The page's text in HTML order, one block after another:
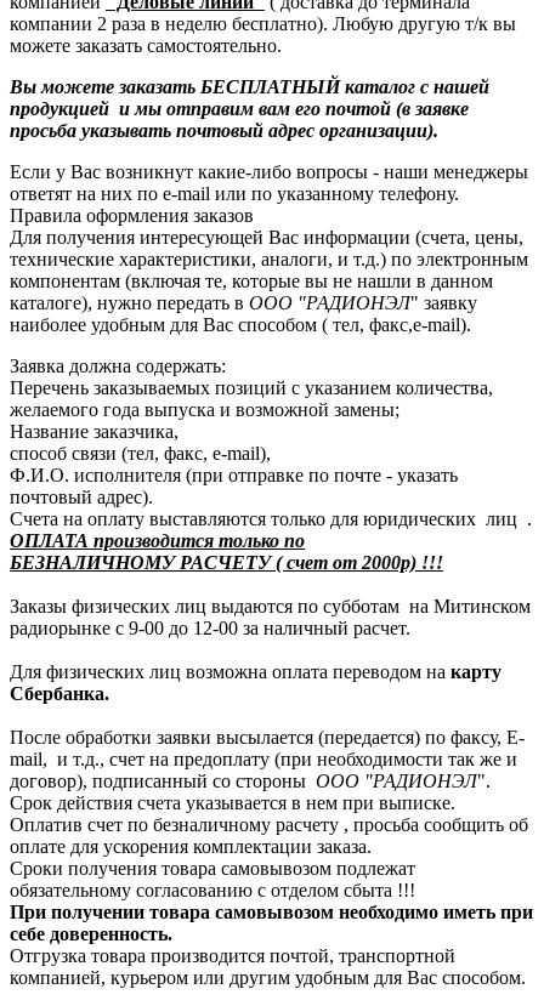
компании 2 раза в неделю бесплатно). Любую другую т/к вы
можете заказать самостоятельно.
Вы можете заказать БЕСПЛАТНЫЙ каталог с нашей
продукцией и мы отправим вам его почтой (в заявке
просьба указывать почтовый адрес организации).
Если у Вас возникнут какие-либо вопросы - наши менеджеры
ответят на них по e-mail или по указанному телефону.
Правила оформления заказов
Для получения интересующей Вас информации (счета, цены,
технические характеристики, аналоги, и т.д.) по электронным
компонентам (включая те, которые вы не нашли в данном
каталоге), нужно передать в ООО "РАДИОНЭЛ" заявку
наиболее удобным для Вас способом ( тел, факс,e-mail).
Заявка должна содержать:
Перечень заказываемых позиций с указанием количества,
желаемого года выпуска и возможной замены;
Название заказчика,
способ связи (тел, факс, e-mail),
Ф.И.О. исполнителя (при отправке по почте - указать
почтовый адрес).
Счета на оплату выставляются только для юридических лиц .
ОПЛАТА производится только по
БЕЗНАЛИЧНОМУ РАСЧЕТУ ( счет от 2000р) !!!
Заказы физических лиц выдаются по субботам на Митинском
радиорынке с 9-00 до 12-00 за наличный расчет.
Для физических лиц возможна оплата переводом на карту
Сбербанка.
После обработки заявки высылается (передается) по факсу, E-
mail, и т.д., счет на предоплату (при необходимости так же и
договор), подписанный со стороны ООО "РАДИОНЭЛ".
Срок действия счета указывается в нем при выписке.
Оплатив счет по безналичному расчету , просьба сообщить об
оплате для ускорения комплектации заказа.
Сроки получения товара самовывозом подлежат
обязательному согласованию с отделом сбыта !!!
При получении товара самовывозом необходимо иметь при
себе доверенность.
Отгрузка товара производится почтой, транспортной
компанией, курьером или другим удобным для Вас способом.